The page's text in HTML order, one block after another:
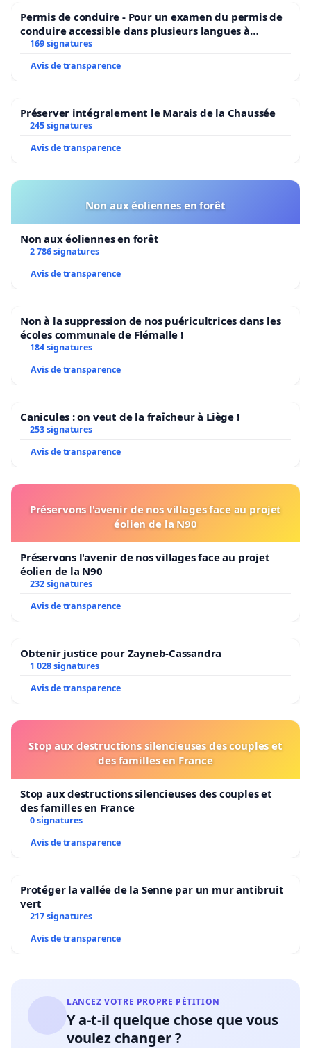
Permis de conduire - Pour un examen du permis de
conduire accessible dans plusieurs langues à
Bruxelles
169 signatures
Avis de transparence
Préserver intégralement le Marais de la Chaussée
245 signatures
Avis de transparence
Non aux éoliennes en forêt
Non aux éoliennes en forêt
2 786 signatures
Avis de transparence
Non à la suppression de nos puéricultrices dans les
écoles communale de Flémalle !
184 signatures
Avis de transparence
Canicules : on veut de la fraîcheur à Liège !
253 signatures
Avis de transparence
Préservons l'avenir de nos villages face au projet
éolien de la N90
Préservons l'avenir de nos villages face au projet
éolien de la N90
232 signatures
Avis de transparence
Obtenir justice pour Zayneb-Cassandra
1 028 signatures
Avis de transparence
Stop aux destructions silencieuses des couples et
des familles en France
Stop aux destructions silencieuses des couples et
des familles en France
0 signatures
Avis de transparence
Protéger la vallée de la Senne par un mur antibruit
vert
217 signatures
Avis de transparence
LANCEZ VOTRE PROPRE PÉTITION
Y a-t-il quelque chose que vous
voulez changer ?